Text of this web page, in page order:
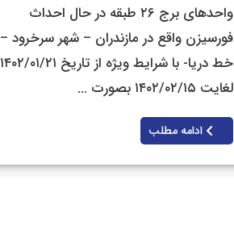
واحدهای برج ۲۶ طبقه در حال احداث
فورسیزن واقع در مازندران – شهر سرخرود –
خط دریا- با شرایط ویژه از تاریخ ۱۴۰۲/۰۱/۲۱
لغایت ۱۴۰۲/۰۲/۱۵ بصورت ...
ادامه مطلب